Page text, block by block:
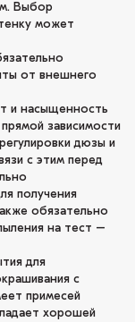
Выбор
может
от внешнего
и насыщенность
зависимости
дюзы и
с этим перед
получения
обязательно
на тест –
для
с
примесей
хорошей